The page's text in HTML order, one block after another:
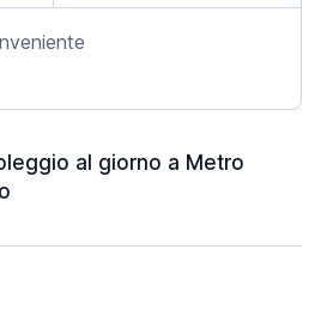
al giorno a Metro